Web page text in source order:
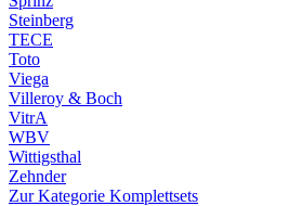
Steinberg
TECE
Toto
Viega
Villeroy & Boch
VitrA
WBV
Wittigsthal
Zehnder
Zur Kategorie Komplettsets